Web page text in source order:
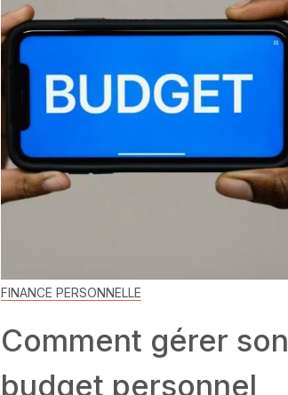
FINANCE PERSONNELLE
Comment gérer son
budget personnel